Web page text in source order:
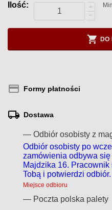
Ilość:
+
−
DO
Formy płatności
Dostawa
— Odbiór osobisty z
Odbiór osobisty po
zamówienia odbywa
Majdzika 16.
Tobą i potwierdzi odbiór.
Miejsce odbioru
— Poczta polska palety